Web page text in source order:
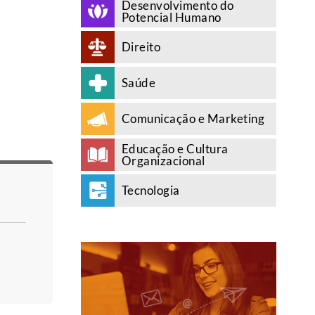
Desenvolvimento do
Potencial Humano
Direito
Saúde
Comunicação e Marketing
Educação e Cultura
Organizacional
Tecnologia